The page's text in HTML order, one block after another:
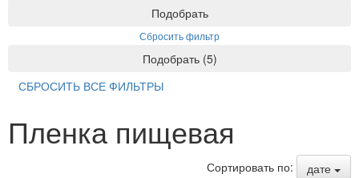
Подобрать
Сбросить фильтр
Подобрать (5)
СБРОСИТЬ ВСЕ ФИЛЬТРЫ
Пленка пищевая
Сортировать по:
дате